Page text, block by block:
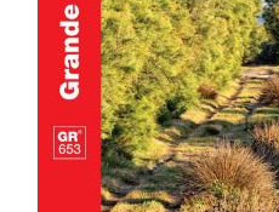
AJOUTER AU PANIER